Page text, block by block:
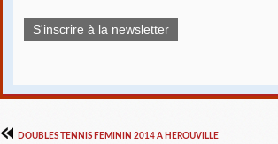
S'inscrire à la newsletter
DOUBLES TENNIS FEMININ 2014 A HEROUVILLE